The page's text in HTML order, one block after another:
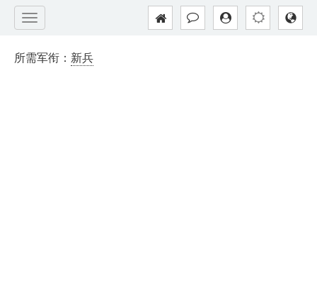
所需军衔： 新兵